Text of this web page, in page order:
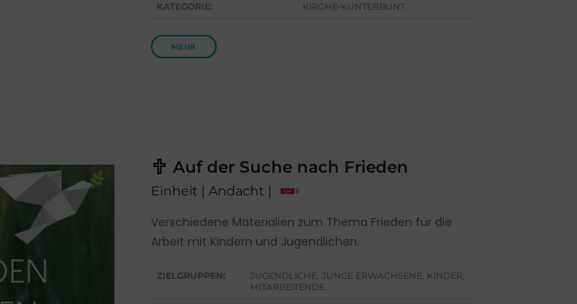
KATEGORIE: KIRCHE-KUNTERBUNT
MEHR
Auf der Suche nach Frieden
Einheit | Andacht |
Verschiedene Materialien zum Thema Frieden für die
Arbeit mit Kindern und Jugendlichen.
ZIELGRUPPEN:
JUGENDLICHE, JUNGE ERWACHSENE, KINDER,
MITARBEITENDE